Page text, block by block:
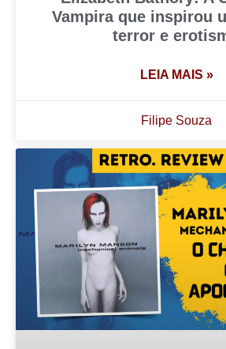
Vampira que inspirou
terror e
LEIA MAIS »
Filipe Souza